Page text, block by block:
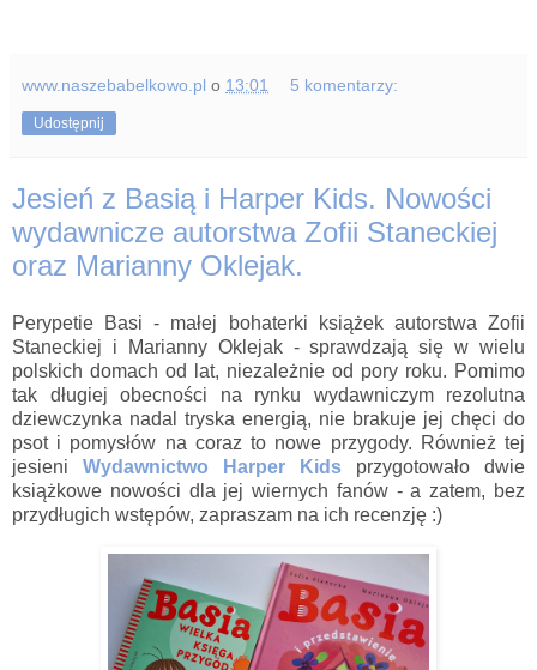
www.naszebabelkowo.pl o 13:01 5 komentarzy:
Udostępnij
Jesień z Basią i Harper Kids. Nowości
wydawnicze autorstwa Zofii Staneckiej
oraz Marianny Oklejak.
Perypetie Basi - małej bohaterki książek autorstwa Zofii
Staneckiej i Marianny Oklejak - sprawdzają się w wielu
polskich domach od lat, niezależnie od pory roku. Pomimo
tak długiej obecności na rynku wydawniczym rezolutna
dziewczynka nadal tryska energią, nie brakuje jej chęci do
psot i pomysłów na coraz to nowe przygody. Również tej
jesieni Wydawnictwo Harper Kids przygotowało dwie
książkowe nowości dla jej wiernych fanów - a zatem, bez
przydługich wstępów, zapraszam na ich recenzję :)